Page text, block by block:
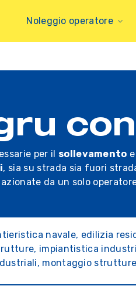
Noleggio operatore
per il sollevamento
, sia su strada sia fuori
da un solo
navale, edilizia
impiantistica
montaggio